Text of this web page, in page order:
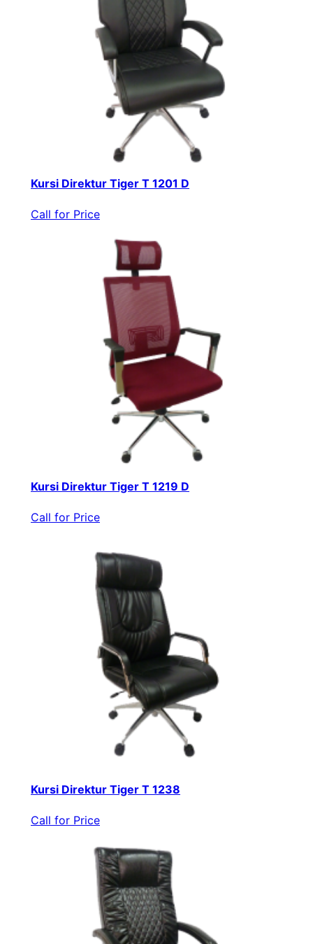
Kursi Direktur Tiger T 1201 D
Call for Price
Kursi Direktur Tiger T 1219 D
Call for Price
Kursi Direktur Tiger T 1238
Call for Price